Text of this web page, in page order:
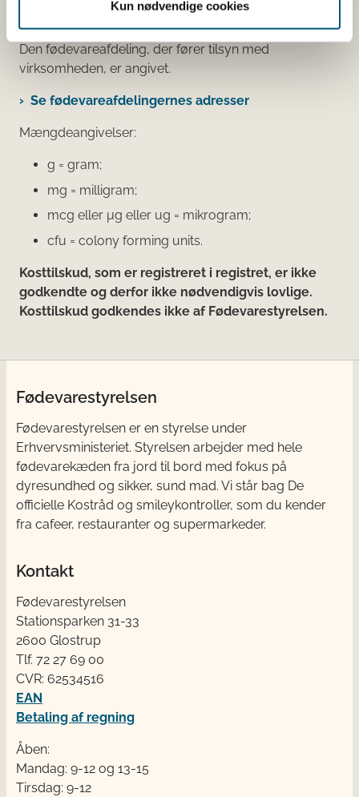
Kun nødvendige cookies
Den fødevareafdeling, der fører tilsyn med
virksomheden, er angivet.
Se fødevareafdelingernes adresser
Mængdeangivelser:
g = gram;
mg = milligram;
mcg eller μg eller ug = mikrogram;
cfu = colony forming units.
Kosttilskud, som er registreret i registret, er ikke
godkendte og derfor ikke nødvendigvis lovlige.
Kosttilskud godkendes ikke af Fødevarestyrelsen.
Fødevarestyrelsen
Fødevarestyrelsen er en styrelse under
Erhvervsministeriet. Styrelsen arbejder med hele
fødevarekæden fra jord til bord med fokus på
dyresundhed og sikker, sund mad. Vi står bag De
officielle Kostråd og smileykontroller, som du kender
fra cafeer, restauranter og supermarkeder.
Kontakt
Fødevarestyrelsen
Stationsparken 31-33
2600 Glostrup
Tlf. 72 2​​​7 69 00
CVR: 62534516
EAN
Betaling af regning
Åben:
Mandag: 9-12 og 13-15
Tirsdag: 9-12